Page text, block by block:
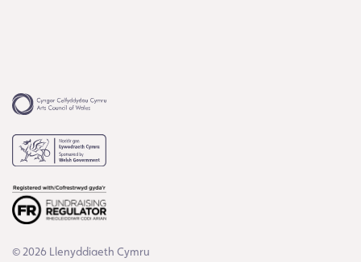
© 2026 Llenyddiaeth Cymru